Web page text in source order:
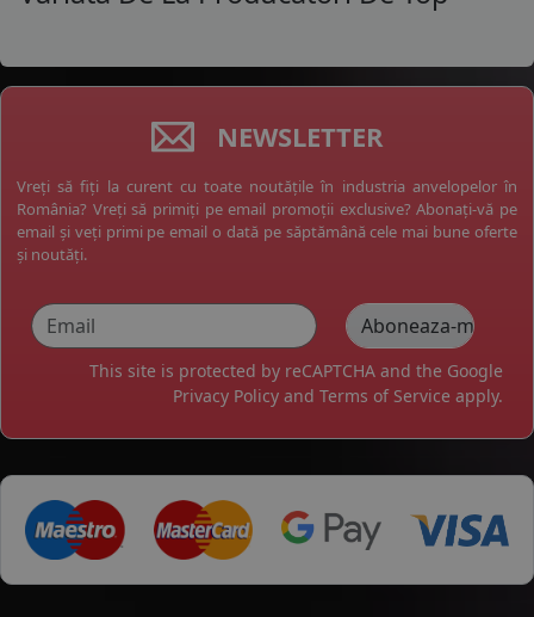
NEWSLETTER
Vreți să fiți la curent cu toate noutățile în industria anvelopelor în
România? Vreți să primiți pe email promoții exclusive? Abonați-vă pe
email și veți primi pe email o dată pe săptămână cele mai bune oferte
și noutăți.
This site is protected by reCAPTCHA and the Google
Privacy Policy and Terms of Service apply.